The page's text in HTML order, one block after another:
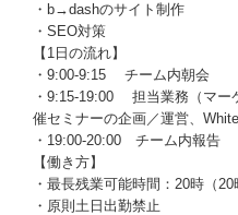
・b→dashのサイト制作
・SEO対策
【1日の流れ】
・9:00-9:15 チーム内朝会
・9:15-19:00 担当業務（マー
催セミナーの企画／運営、
・19:00-20:00 チーム内報告
【働き方】
・最長残業可能時間：20時（
・原則土日出勤禁止